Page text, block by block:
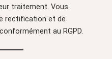
traitement. Vous
rectification et de
au RGPD.